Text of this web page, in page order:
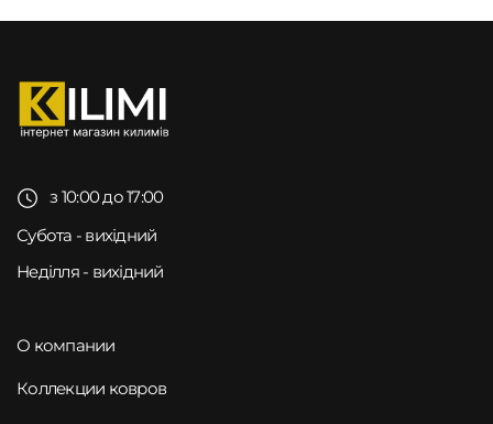
з 10:00 до 17:00
Субота - вихідний
Неділля - вихідний
О компании
Коллекции ковров